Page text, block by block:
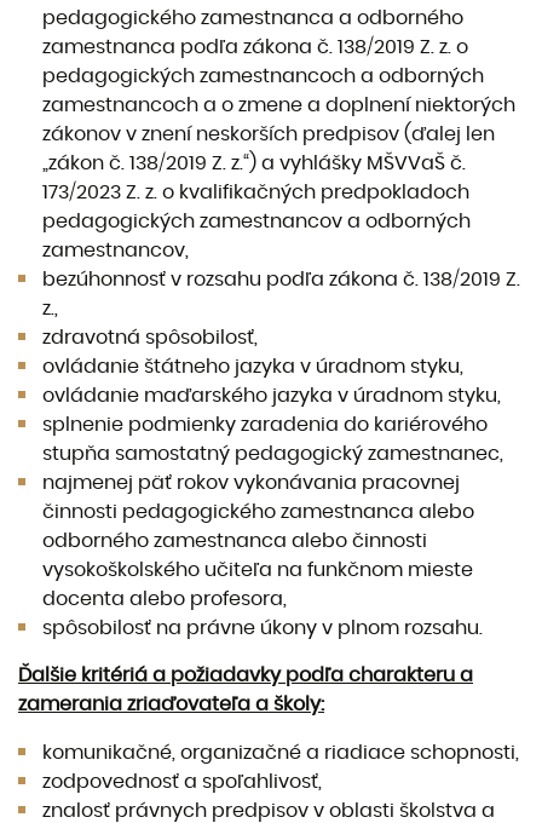
pedagogického zamestnanca a odborného
zamestnanca podľa zákona č. 138/2019 Z. z. o
pedagogických zamestnancoch a odborných
zamestnancoch a o zmene a doplnení niektorých
zákonov v znení neskorších predpisov (ďalej len
„zákon č. 138/2019 Z. z.“) a vyhlášky MŠVVaŠ č.
173/2023 Z. z. o kvalifikačných predpokladoch
pedagogických zamestnancov a odborných
zamestnancov,
bezúhonnosť v rozsahu podľa zákona č. 138/2019 Z.
z.,
zdravotná spôsobilosť,
ovládanie štátneho jazyka v úradnom styku,
ovládanie maďarského jazyka v úradnom styku,
splnenie podmienky zaradenia do kariérového
stupňa samostatný pedagogický zamestnanec,
najmenej päť rokov vykonávania pracovnej
činnosti pedagogického zamestnanca alebo
odborného zamestnanca alebo činnosti
vysokoškolského učiteľa na funkčnom mieste
docenta alebo profesora,
spôsobilosť na právne úkony v plnom rozsahu.
Ďalšie kritériá a požiadavky podľa charakteru a
zamerania zriaďovateľa a školy:
komunikačné, organizačné a riadiace schopnosti,
zodpovednosť a spoľahlivosť,
znalosť právnych predpisov v oblasti školstva a